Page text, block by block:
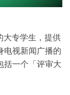
大专学生，提供
电视新闻广播的
括一个「评审大